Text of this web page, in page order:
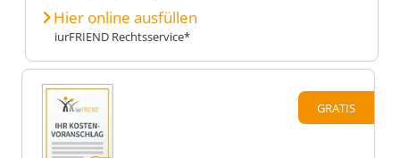
Hier online ausfüllen
iurFRIEND Rechtsservice*
GRATIS